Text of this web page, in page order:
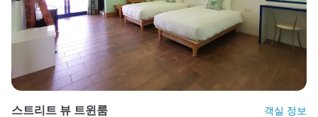
스트리트 뷰 트윈룸 객실 정보